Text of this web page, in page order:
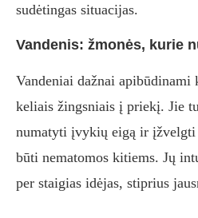
sudėtingas situacijas.
Vandenis: žmonės, kurie
Vandeniai dažnai apibūdinami
keliais žingsniais į priekį. Jie
numatyti įvykių eigą ir įžvelgti
būti nematomos kitiems. Jų
per staigias idėjas, stiprius